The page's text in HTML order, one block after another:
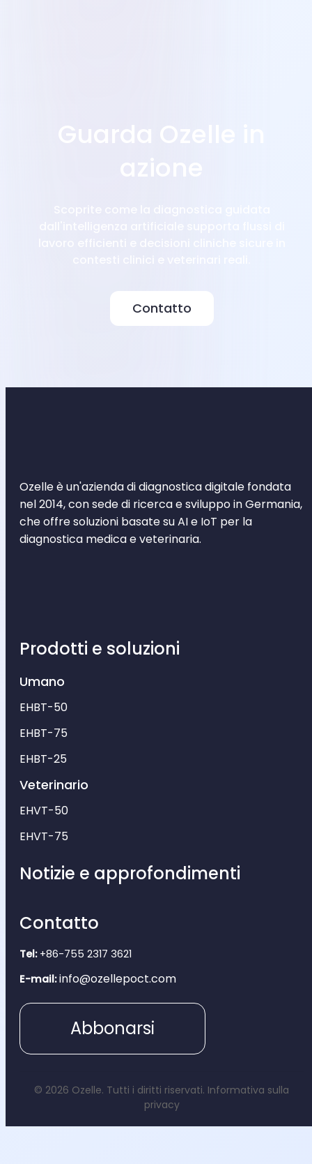
Contatto
Ozelle è un'azienda di diagnostica digitale fondata
nel 2014, con sede di ricerca e sviluppo in Germania,
che offre soluzioni basate su AI e IoT per la
diagnostica medica e veterinaria.
Prodotti e soluzioni
Umano
EHBT-50
EHBT-75
EHBT-25
Veterinario
EHVT-50
EHVT-75
Notizie e approfondimenti
Contatto
Tel:+86-755 2317 3621
E-mail: info@ozellepoct.com
Abbonarsi
© 2026 Ozelle. Tutti i diritti riservati. Informativa sulla
privacy